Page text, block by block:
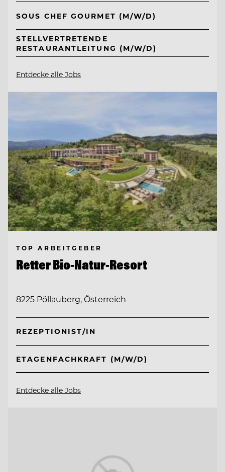
SOUS CHEF GOURMET (M/W/D)
STELLVERTRETENDE
RESTAURANTLEITUNG (M/W/D)
Entdecke alle Jobs
TOP ARBEITGEBER
Retter Bio-Natur-Resort
8225 Pöllauberg, Österreich
REZEPTIONIST/IN
ETAGENFACHKRAFT (M/W/D)
Entdecke alle Jobs